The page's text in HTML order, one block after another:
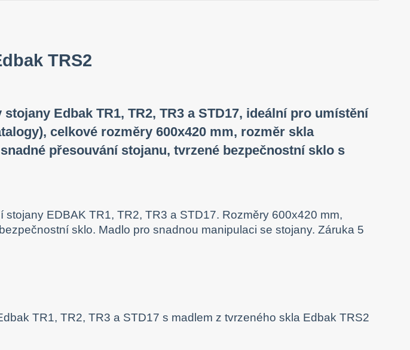
TRS2
Edbak TR1, TR2, TR3 a STD17, ideální pro umístění
celkové rozměry 600x420 mm, rozměr skla
přesouvání stojanu, tvrzené bezpečnostní sklo s
EDBAK TR1, TR2, TR3 a STD17. Rozměry 600x420 mm,
sklo. Madlo pro snadnou manipulaci se stojany. Záruka 5